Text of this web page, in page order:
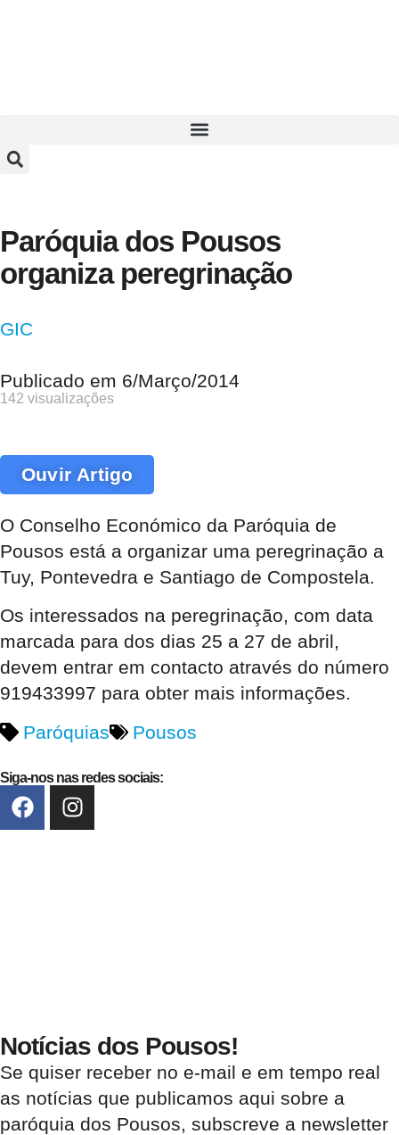
Paróquia dos Pousos
organiza peregrinação
GIC
Publicado em 6/Março/2014
142 visualizações
Ouvir Artigo
O Conselho Económico da Paróquia de
Pousos está a organizar uma peregrinação a
Tuy, Pontevedra e Santiago de Compostela.
Os interessados na peregrinação, com data
marcada para dos dias 25 a 27 de abril,
devem entrar em contacto através do número
919433997 para obter mais informações.
Paróquias
Pousos
Siga-nos nas redes sociais:
Notícias dos Pousos!
Se quiser receber no e-mail e em tempo real
as notícias que publicamos aqui sobre a
paróquia dos Pousos, subscreve a newsletter